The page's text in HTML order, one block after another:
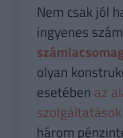
Nem csak jól
ingyenes
olyan
esetében az
három